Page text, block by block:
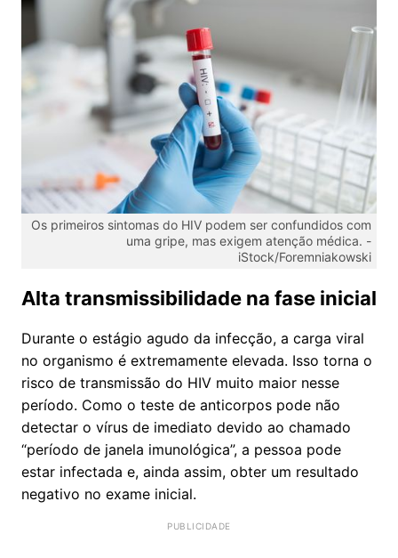
Os primeiros sintomas do HIV podem ser confundidos com
uma gripe, mas exigem atenção médica. -
iStock/Foremniakowski
Alta transmissibilidade na fase inicial
Durante o estágio agudo da infecção, a carga viral
no organismo é extremamente elevada. Isso torna o
risco de transmissão do HIV muito maior nesse
período. Como o teste de anticorpos pode não
detectar o vírus de imediato devido ao chamado
“período de janela imunológica”, a pessoa pode
estar infectada e, ainda assim, obter um resultado
negativo no exame inicial.